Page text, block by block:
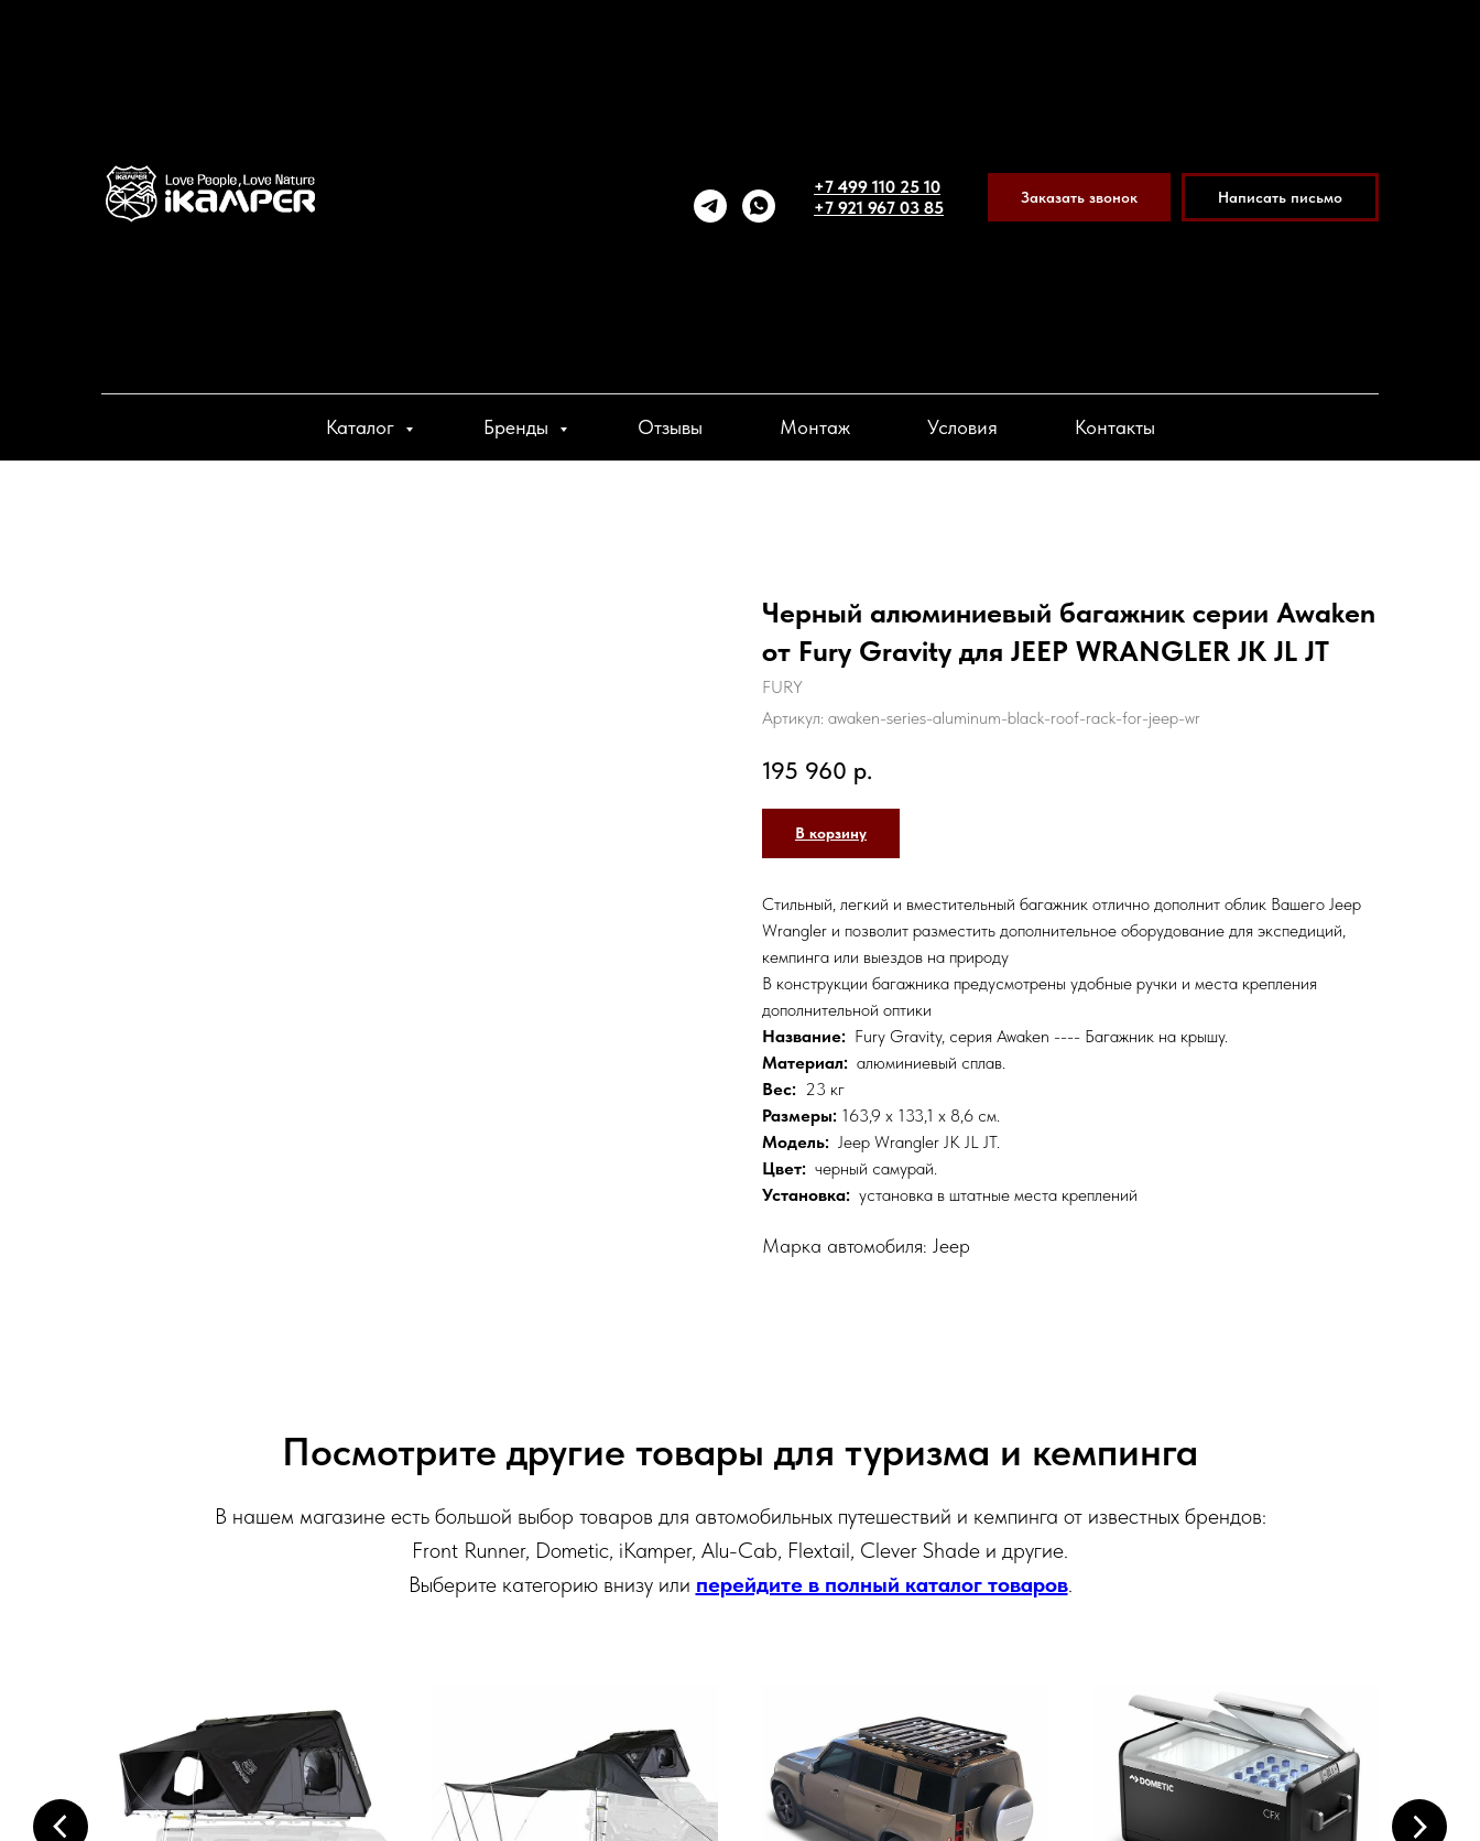
+7 499 110 25 10
+7 921 967 03 85
Заказать звонок Написать письмо
Каталог Бренды Отзывы Монтаж Условия Контакты
Черный алюминиевый багажник серии Awaken
от Fury Gravity для JEEP WRANGLER JK JL JT
FURY
Артикул: awaken-series-aluminum-black-roof-rack-for-jeep-wr
195 960 р.
В корзину
Стильный, легкий и вместительный багажник отлично дополнит облик Вашего Jeep
Wrangler и позволит разместить дополнительное оборудование для экспедиций,
кемпинга или выездов на природу
В конструкции багажника предусмотрены удобные ручки и места крепления
дополнительной оптики
Название: Fury Gravity, серия Awaken ---- Багажник на крышу.
Материал: алюминиевый сплав.
Вес: 23 кг
Размеры: 163,9 x 133,1 x 8,6 см.
Модель: Jeep Wrangler JK JL JT.
Цвет: черный самурай.
Установка: установка в штатные места креплений
Марка автомобиля: Jeep
Посмотрите другие товары для туризма и кемпинга
В нашем магазине есть большой выбор товаров для автомобильных путешествий и кемпинга от известных брендов:
Front Runner, Dometic, iKamper, Alu-Cab, Flextail, Clever Shade и другие.
Выберите категорию внизу или перейдите в полный каталог товаров.